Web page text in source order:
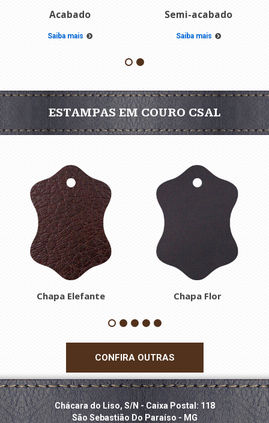
Acabado
Saiba mais
Semi-acabado
Saiba mais
ESTAMPAS EM COURO CSAL
Chapa Elefante Chapa Flor
CONFIRA OUTRAS
Chácara do Liso, S/N - Caixa Postal: 118
São Sebastião Do Paraíso - MG